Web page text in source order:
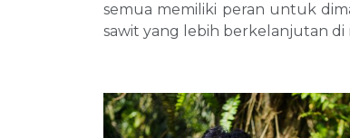
semua memiliki peran untuk
sawit yang lebih berkelanjutan di